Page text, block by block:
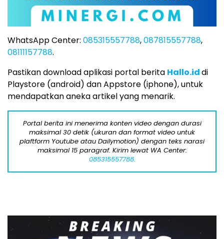
WhatsApp Center: 085315557788,087815557788,
08111157788.
Pastikan download aplikasi portal berita Hallo.iddi
Playstore (android) dan Appstore (iphone), untuk
mendapatkan aneka artikel yang menarik.
Portal berita ini menerima konten video dengan durasi
maksimal 30 detik (ukuran dan format video untuk
plaftform Youtube atau Dailymotion) dengan teks narasi
maksimal 15 paragraf. Kirim lewat WA Center:
085315557788.